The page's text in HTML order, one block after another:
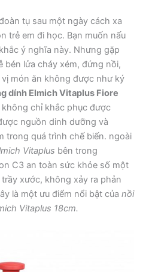
tụ sau một ngày cách xa
trẻ em đi học. Bạn muốn nấu
ý nghĩa này. Nhưng gặp
bén lửa cháy xém, đứng nồi,
món ăn không được như ký
dính Elmich Vitaplus Fiore
không chỉ khắc phục được
nguồn dinh dưỡng và
trong quá trình chế biến. ngoài
Vitaplus bên trong
C3 an toàn sức khỏe số một
xước, không xảy ra phản
là một ưu điểm nổi bật của nồi
Vitaplus 18cm.